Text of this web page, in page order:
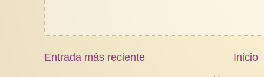
Entrada más reciente
Inicio